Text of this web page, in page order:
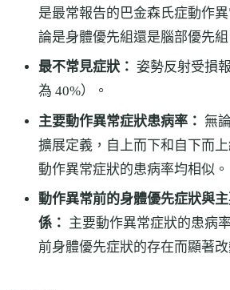
是最常報告的巴金森氏症動作
論是身體優先組還是腦部優先組
最不常見症狀： 姿勢反射受損
為 40%）。
主要動作異常症狀患病率： 無
擴展定義，自上而下和自下而
動作異常症狀的患病率均相似。
動作異常前的身體優先症狀與
係： 主要動作異常症狀的患病
前身體優先症狀的存在而顯著改